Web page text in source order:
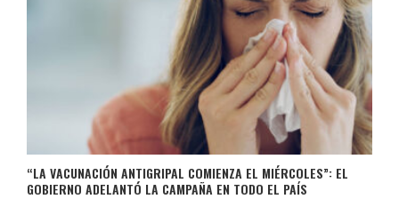
“LA VACUNACIÓN ANTIGRIPAL COMIENZA EL MIÉRCOLES”: EL
GOBIERNO ADELANTÓ LA CAMPAÑA EN TODO EL PAÍS